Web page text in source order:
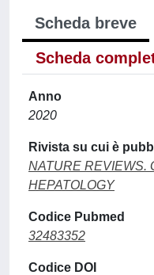
Scheda breve
Scheda
Anno
2020
Rivista su cui è
NATURE REVIEWS.
HEPATOLOGY
Codice Pubmed
32483352
Codice DOI